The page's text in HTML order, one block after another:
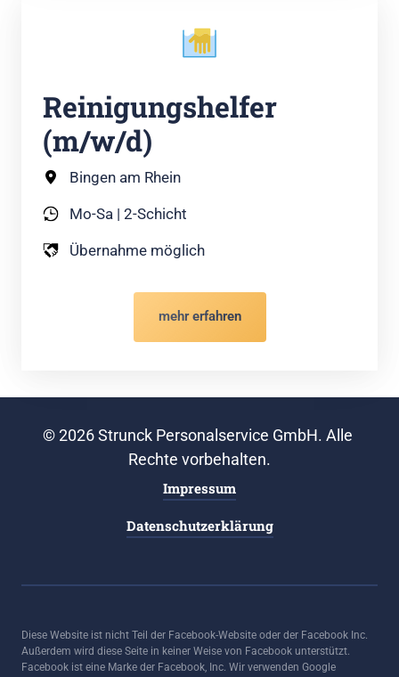
Reinigungshelfer
(m/w/d)
Bingen am Rhein
Mo-Sa | 2-Schicht
Übernahme möglich
mehr erfahren
© 2026 Strunck Personalservice GmbH. Alle
Rechte vorbehalten.
Impressum
Datenschutzerklärung
Diese Website ist nicht Teil der Facebook-Website oder der Facebook Inc.
Außerdem wird diese Seite in keiner Weise von Facebook unterstützt.
Facebook ist eine Marke der Facebook, Inc. Wir verwenden Google